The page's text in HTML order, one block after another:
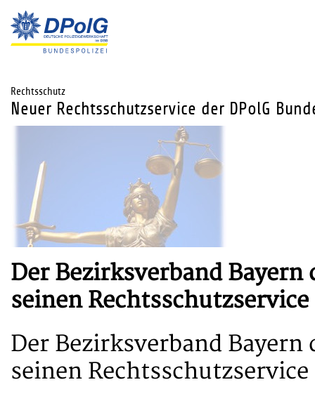
Rechtsschutz
Neuer Rechtsschutzservice der DPolG
Der Bezirksverband
seinen
Der Bezirksverband
seinen